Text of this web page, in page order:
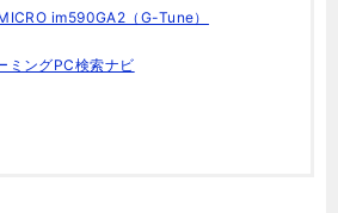
im590GA2（G-Tune）
ミングPC検索ナビ